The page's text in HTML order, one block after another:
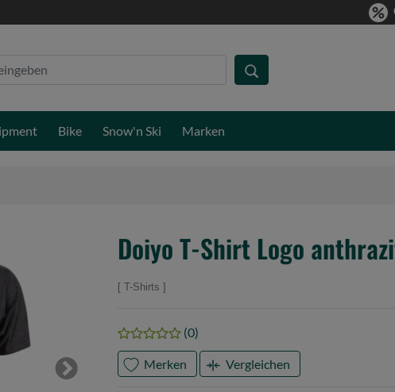
Bike Snow'n Ski Marken
Next
Doiyo T-Shirt Logo
T-Shirts
(0)
Merken Vergleichen